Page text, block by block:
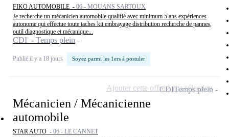
FIKO AUTOMOBILE - 06 - MOUANS SARTOUX
Je recherche un mécanicien automobile qualifié avec minimum 5 ans expériences
autonome qui effectue toute taches kit embrayage distribution recherche de pannes,
outil diagnostique et mécanique...
CDI - Temps plein
Publié il y a 18 jours Soyez parmi les 1ers à postuler
Mécanicien / Mécanicienne
automobile
STAR AUTO - 06 - LE CANNET
CDITemps plein
Ajouter cette offre à ma sélection